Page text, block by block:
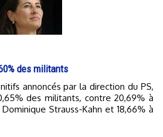
des militants
des militants, contre 20,69% à
Strauss-Kahn et 18,66% à